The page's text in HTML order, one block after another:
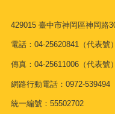
429015 臺中市神岡區神岡路
電話：04-25620841（代表號）
傳真：04-25611006（代表號）
網路行動電話：0972-539494
統一編號：55502702